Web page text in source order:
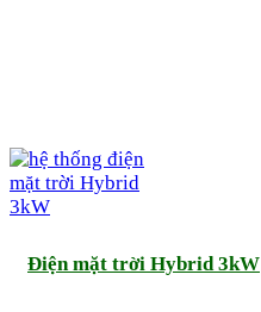
Điện mặt trời Hybrid 3kW